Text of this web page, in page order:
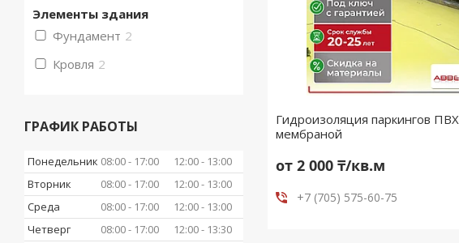
Гидроизоляция паркингов ПВХ
мембраной
от 2 000 ₸/кв.м
+7 (705) 575-60-75
Элементы здания
Фундамент 2
Кровля 2
ГРАФИК РАБОТЫ
Понедельник 08:00 17:00 12:00
13:00
Вторник
08:00 17:00 12:00
13:00
Среда
08:00 17:00 12:00
13:00
Четверг
08:00 17:00 12:00
13:30